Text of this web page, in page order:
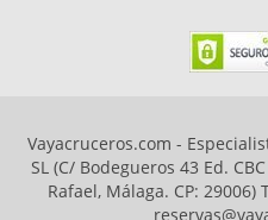
Vayacruceros.com -
SL (C/ Bodegueros 43 Ed.
Rafael, Málaga. CP: 29006)